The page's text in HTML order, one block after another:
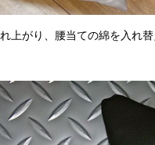
がり、腰当ての綿を入れ